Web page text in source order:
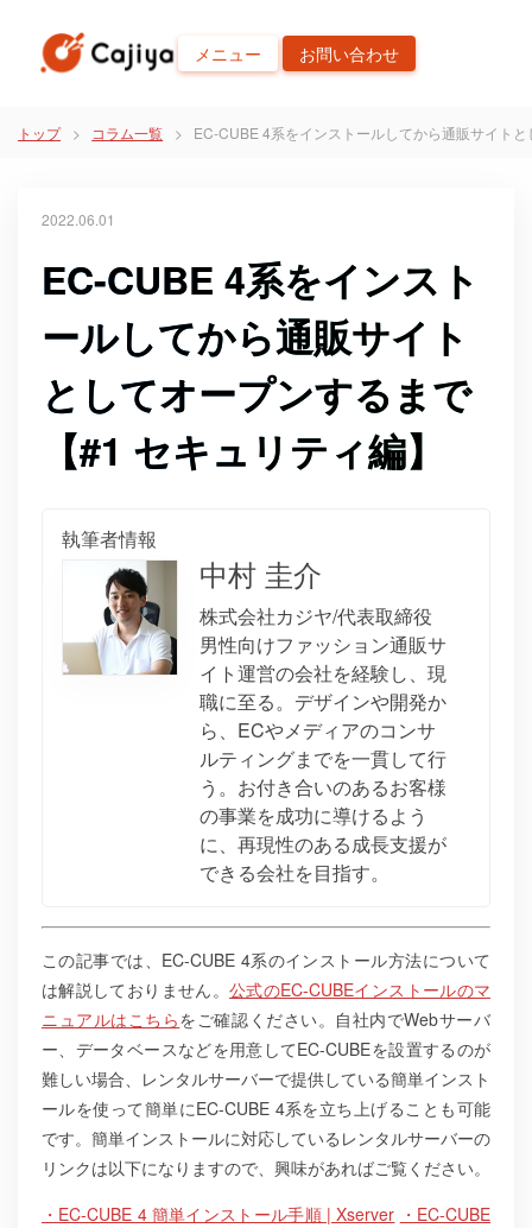
メニュー お問い合わせ
トップ コラム一覧 EC-CUBE 4系をインストールしてから通販サイト
2022.06.01
EC-CUBE 4系をインスト
ールしてから通販サイト
としてオープンするまで
【#1 セキュリティ編】
執筆者情報
中村 圭介
株式会社カジヤ/代表取締役
男性向けファッション通販サ
イト運営の会社を経験し、現
職に至る。デザインや開発か
ら、ECやメディアのコンサ
ルティングまでを一貫して行
う。お付き合いのあるお客様
の事業を成功に導けるよう
に、再現性のある成長支援が
できる会社を目指す。
この記事では、EC-CUBE 4系のインストール方法について
は解説しておりません。 公式のEC-CUBEインストールのマ
ニュアルはこちらをご確認ください。自社内でWebサーバ
ー、データベースなどを用意してEC-CUBEを設置するのが
難しい場合、レンタルサーバーで提供している簡単インスト
ールを使って簡単にEC-CUBE 4系を立ち上げることも可能
です。簡単インストールに対応しているレンタルサーバーの
リンクは以下になりますので、興味があればご覧ください。
・EC-CUBE 4 簡単インストール手順 | Xserver ・EC-CUBE